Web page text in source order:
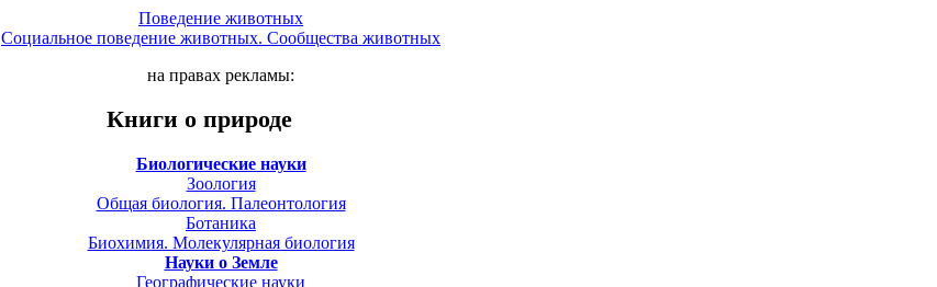
Поведение животных
Социальное поведение животных. Сообщества животных
на правах рекламы:
Книги о природе
Биологические науки
Зоология
Общая биология. Палеонтология
Ботаника
Биохимия. Молекулярная биология
Науки о Земле
Географические науки